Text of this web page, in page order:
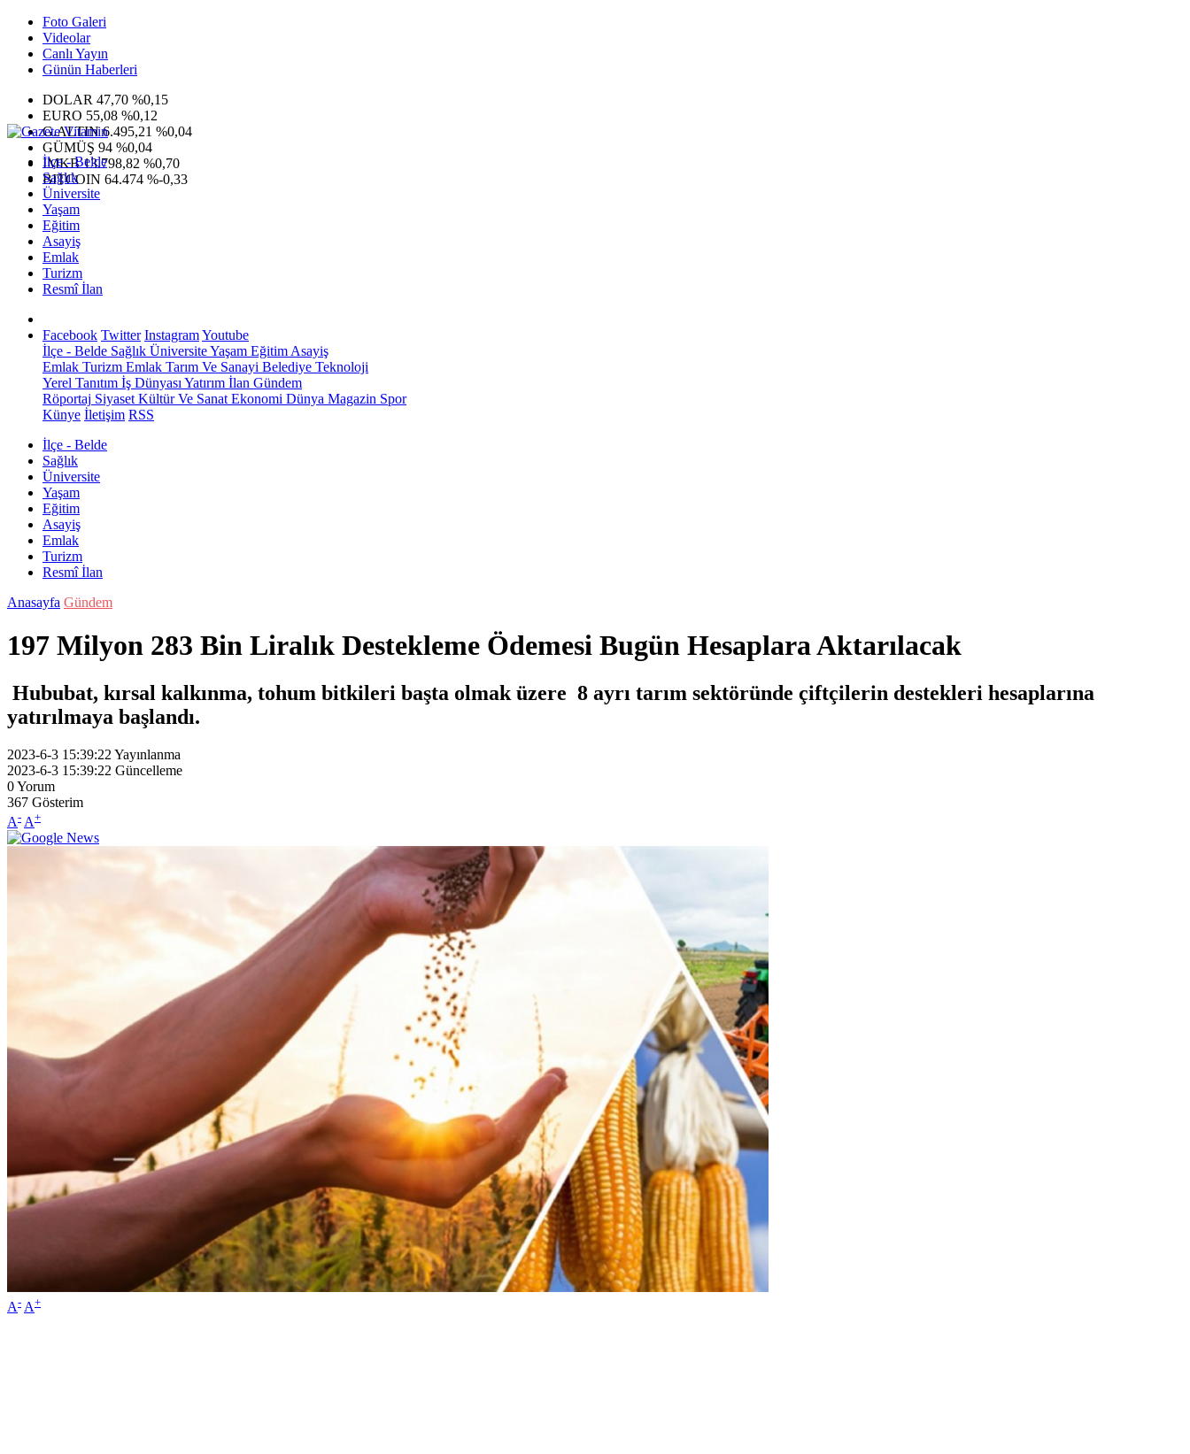
Foto Galeri
Videolar
Canlı Yayın
Günün Haberleri
DOLAR 47,70 %0,15
EURO 55,08 %0,12
G.ALTIN6.495,21 %0,04
GÜMÜŞ 94 %0,04
IMKB13.798,82 %0,70
BITCOIN 64.474 %-0,33
İlçe - Belde
Sağlık
Üniversite
Yaşam
Eğitim
Asayiş
Emlak
Turizm
Resmî İlan
Facebook Twitter InstagramYoutube
İlçe - Belde Sağlık ÜniversiteYaşam Eğitim Asayiş
Emlak Turizm Emlak Tarım Ve Sanayi Belediye Teknoloji
Yerel Tanıtım İş Dünyası Yatırım İlan Gündem
Röportaj Siyaset Kültür Ve Sanat Ekonomi Dünya Magazin Spor
Künye İletişim RSS
İlçe - Belde
Sağlık
Üniversite
Yaşam
Eğitim
Asayiş
Emlak
Turizm
Resmî İlan
Anasayfa Gündem
197 Milyon 283 Bin Liralık Destekleme Ödemesi Bugün Hesaplara Aktarılacak
Hububat, kırsal kalkınma, tohum bitkileri başta olmak üzere 8 ayrı tarım sektöründe çiftçilerin destekleri hesaplarına
yatırılmaya başlandı.
2023-6-3 15:39:22 Yayınlanma
2023-6-3 15:39:22 Güncelleme
0Yorum
367 Gösterim
A- A+
A- A+